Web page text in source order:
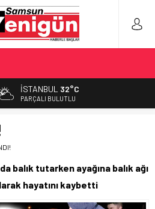
İSTANBUL 32°C
PARÇALI BULUTLU
balık tutarken ayağına balık ağı
hayatını kaybetti